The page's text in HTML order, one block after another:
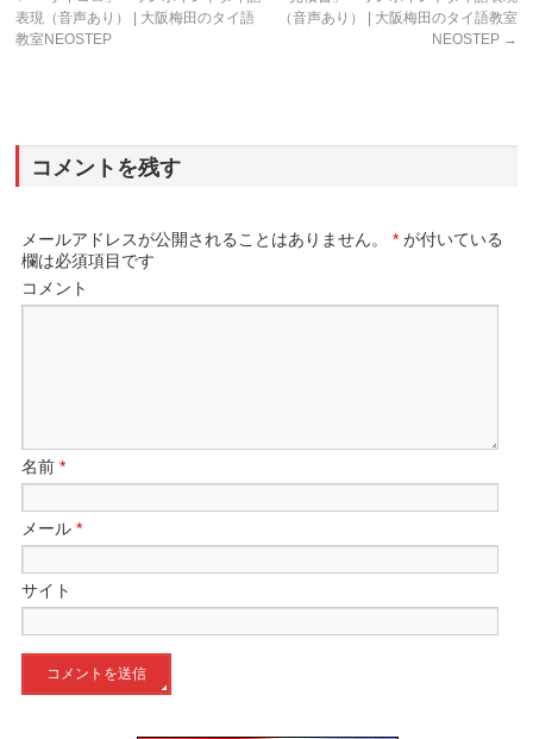
表現（音声あり） | 大阪梅田のタイ語
教室NEOSTEP
（音声あり） | 大阪梅田のタイ語教室
NEOSTEP →
コメントを残す
メールアドレスが公開されることはありません。 * が付いている
欄は必須項目です
コメント
名前*
メール*
サイト